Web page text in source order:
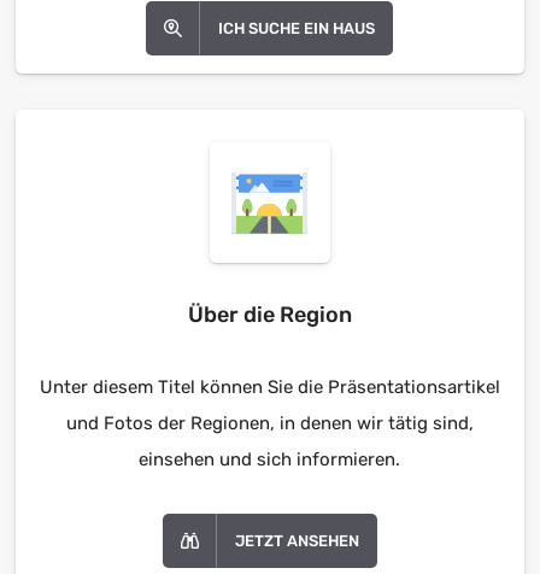
ICH SUCHE EIN HAUS
Über die Region
Unter diesem Titel können Sie die Präsentationsartikel
und Fotos der Regionen, in denen wir tätig sind,
einsehen und sich informieren.
JETZT ANSEHEN